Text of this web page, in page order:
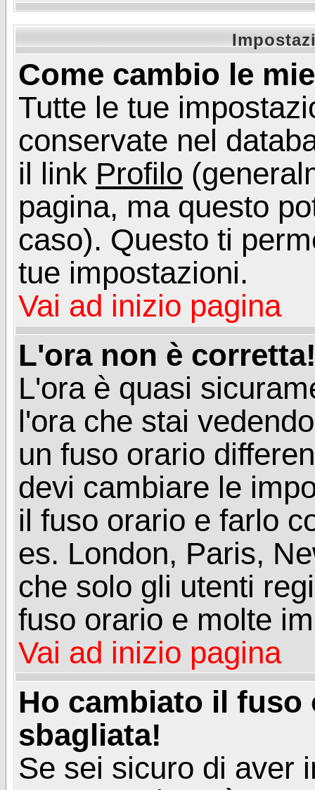
Come cambio le
Tutte le tue
conservate nel
il link Profilo
pagina, ma questo
caso). Questo ti
tue impostazioni.
Vai ad inizio pagina
L'ora non è
L'ora è quasi
l'ora che stai
un fuso orario
devi cambiare le
il fuso orario e farlo
es. London, Paris,
che solo gli utenti
fuso orario e molte
Vai ad inizio pagina
Ho cambiato il fuso
sbagliata!
Se sei sicuro di aver